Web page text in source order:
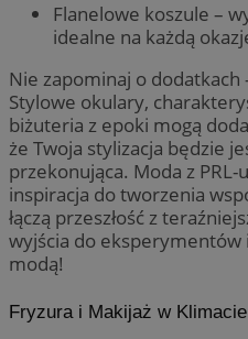
Flanelowe koszule –
idealne na każdą
Nie zapominaj o
Stylowe okulary,
biżuteria z epoki mogą
że Twoja stylizacja będzie
przekonująca. Moda z PRL-
inspiracja do tworzenia
łączą przeszłość z
wyjścia do eksperymentów
modą!
Fryzura i Makijaż w